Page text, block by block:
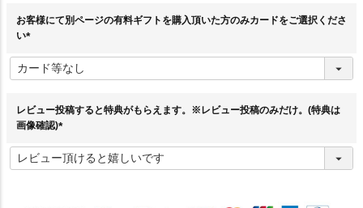
お客様にて別ページの有料ギフトを購入頂いた方のみカードをご選択くださ
い
必
須
レビュー投稿すると特典がもらえます。※レビュー投稿のみだけ。(特典は
画像確認)
必
須